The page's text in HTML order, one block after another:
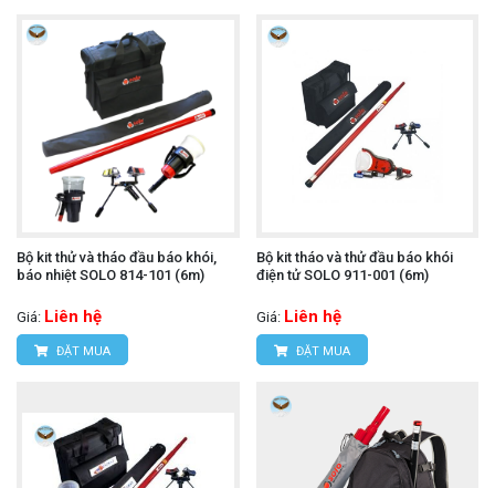
Bộ kit thử và tháo đầu báo khói,
báo nhiệt SOLO 814-101 (6m)
Giá: Liên hệ
ĐẶT MUA
Bộ kit tháo và thử đầu báo khói
điện tử SOLO 911-001 (6m)
Giá: Liên hệ
ĐẶT MUA